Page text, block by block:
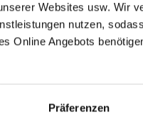
Websites usw. Wir
nutzen,
Online Angebots
Präferenzen